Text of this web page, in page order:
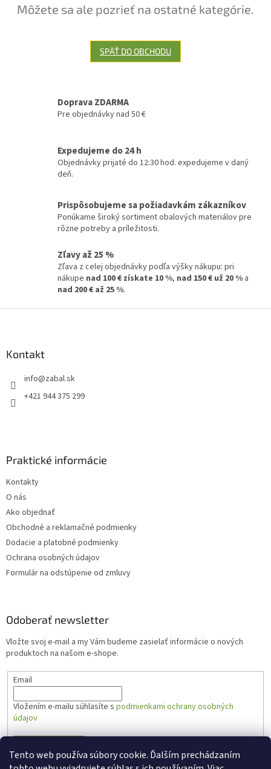
Tento web používa súbory cookie. Ďalším prechádzaním
Môžete sa ale pozrieť na ostatné kategórie.
SPÄŤ DO OBCHODU
Doprava ZDARMA
Pre objednávky nad 50 €
Expedujeme do 24 h
Objednávky prijaté do 12:30 hod. expedujeme v daný
deň.
Prispôsobujeme sa požiadavkám zákazníkov
Ponúkame široký sortiment obalových materiálov pre
rôzne potreby a príležitosti.
Zľavy až 25 %
Zľava z celej objednávky podľa výšky nákupu: pri
nákupe nad 100 € získate 10 %, nad 150 € už 20 % a
nad 200 € až 25 %.
Kontakt
info@zabal.sk
+421 944 375 299
Praktické informácie
Kontakty
O nás
Ako objednať
Obchodné a reklamačné podmienky
Dodacie a platobné podmienky
Ochrana osobných údajov
Formulár na odstúpenie od zmluvy
Odoberať newsletter
Vložte svoj e-mail a my Vám budeme zasielať informácie o nových
produktoch na našom e-shope.
Email
Vložením e-mailu súhlasíte s podmienkami ochrany osobných
údajov